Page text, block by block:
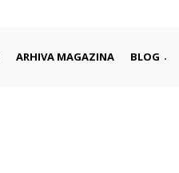
ARHIVA MAGAZINA BLOG